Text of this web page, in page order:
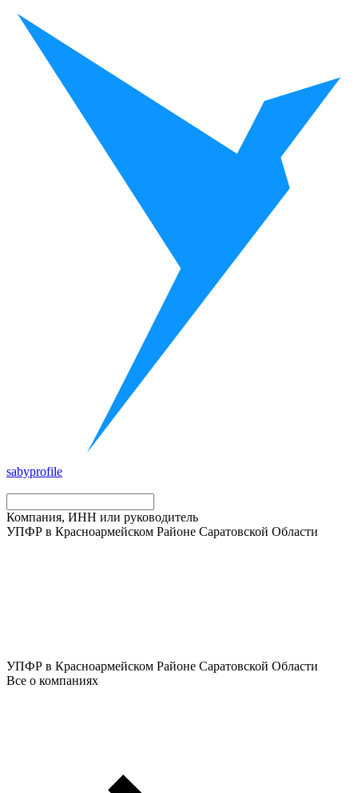
sabyprofile
Компания, ИНН или руководитель
УПФР в Красноармейском Районе Саратовской Области
УПФР в Красноармейском Районе Саратовской Области
Все о компаниях